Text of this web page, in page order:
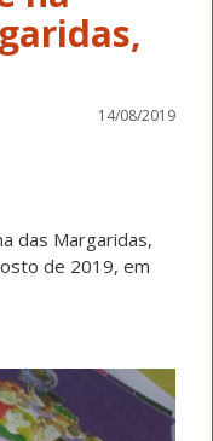
14/08/2019
das Margaridas,
de 2019, em